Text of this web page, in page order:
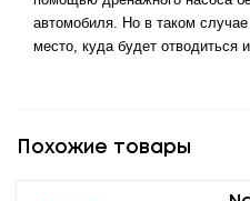
автомобиля. Но в таком
место, куда будет отводиться
Похожие товары